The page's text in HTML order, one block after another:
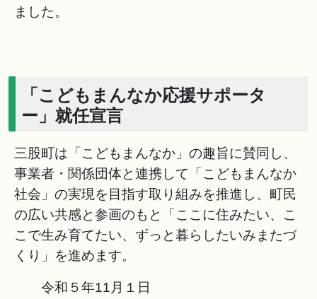
ました。
「こどもまんなか応援サポータ
ー」就任宣言
三股町は「こどもまんなか」の趣旨に賛同し、
事業者・関係団体と連携して「こどもまんなか
社会」の実現を目指す取り組みを推進し、町民
の広い共感と参画のもと「ここに住みたい、こ
こで生み育てたい、ずっと暮らしたいみまたづ
くり」を進めます。
令和５年11月１日